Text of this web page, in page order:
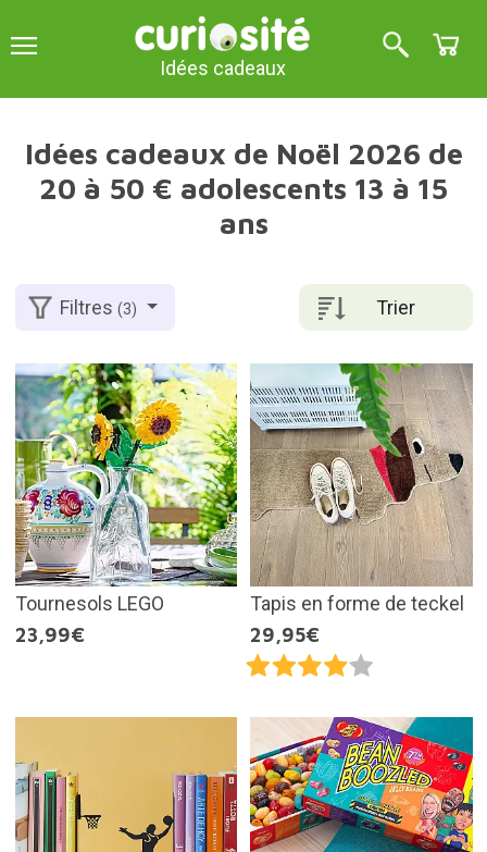
Idées cadeaux
Idées cadeaux de Noël 2026 de
20 à 50 € adolescents 13 à 15
ans
Trier
Filtres(3)
Tournesols LEGO
23,99€
Tapis en forme de teckel
29,95€